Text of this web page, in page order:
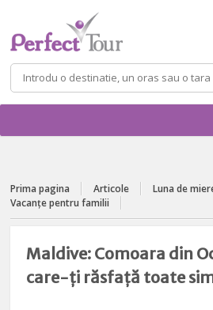
Caută
după:
Prima pagina Articole Luna de
Vacanțe pentru familii
Maldive: Comoara din
care-ți răsfață toate